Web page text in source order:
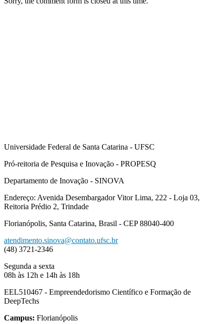
Universidade Federal de Santa Catarina - UFSC
Pró-reitoria de Pesquisa e Inovação - PROPESQ
Departamento de Inovação - SINOVA
Endereço: Avenida Desembargador Vitor Lima, 222 - Loja 03,
Reitoria Prédio 2, Trindade
Florianópolis, Santa Catarina, Brasil - CEP 88040-400
atendimento.sinova@contato.ufsc.br
(48) 3721-2346
Segunda a sexta
08h às 12h e 14h às 18h
EEL510467 - Empreendedorismo Científico e Formação de
DeepTechs
Campus: Florianópolis